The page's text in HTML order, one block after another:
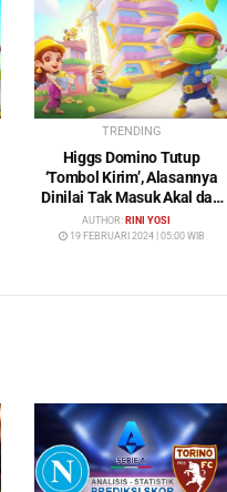
TRENDING
Higgs Domino Tutup
‘Tombol Kirim’, Alasannya
Dinilai Tak Masuk Akal dan
Rugikan Pengguna
AUTHOR: RINI YOSI
19 FEBRUARI 2024 | 05:00 WIB